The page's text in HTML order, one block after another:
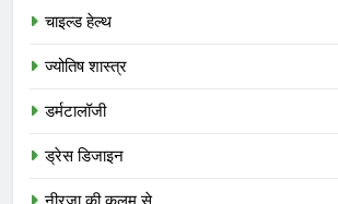
चाइल्ड हेल्थ
ज्योतिष शास्त्र
डर्मटालॉजी
ड्रेस डिजाइन